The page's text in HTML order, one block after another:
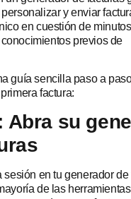
y enviar
en cuestión de
previos de
guía sencilla paso a
factura:
Abra su
sesión en tu generador de
de las